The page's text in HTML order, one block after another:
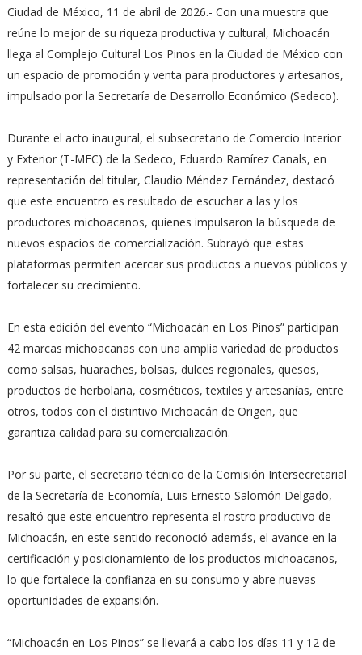
Ciudad de México, 11 de abril de 2026.- Con una muestra que
reúne lo mejor de su riqueza productiva y cultural, Michoacán
llega al Complejo Cultural Los Pinos en la Ciudad de México con
un espacio de promoción y venta para productores y artesanos,
impulsado por la Secretaría de Desarrollo Económico (Sedeco).
Durante el acto inaugural, el subsecretario de Comercio Interior
y Exterior (T-MEC) de la Sedeco, Eduardo Ramírez Canals, en
representación del titular, Claudio Méndez Fernández, destacó
que este encuentro es resultado de escuchar a las y los
productores michoacanos, quienes impulsaron la búsqueda de
nuevos espacios de comercialización. Subrayó que estas
plataformas permiten acercar sus productos a nuevos públicos y
fortalecer su crecimiento.
En esta edición del evento “Michoacán en Los Pinos” participan
42 marcas michoacanas con una amplia variedad de productos
como salsas, huaraches, bolsas, dulces regionales, quesos,
productos de herbolaria, cosméticos, textiles y artesanías, entre
otros, todos con el distintivo Michoacán de Origen, que
garantiza calidad para su comercialización.
Por su parte, el secretario técnico de la Comisión Intersecretarial
de la Secretaría de Economía, Luis Ernesto Salomón Delgado,
resaltó que este encuentro representa el rostro productivo de
Michoacán, en este sentido reconoció además, el avance en la
certificación y posicionamiento de los productos michoacanos,
lo que fortalece la confianza en su consumo y abre nuevas
oportunidades de expansión.
“Michoacán en Los Pinos” se llevará a cabo los días 11 y 12 de